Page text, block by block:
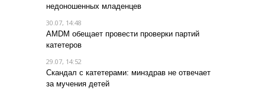
недоношенных младенцев
30.07, 14:48
AMDM обещает провести проверки партий
катетеров
29.07, 14:52
Скандал с катетерами: минздрав не отвечает
за мучения детей